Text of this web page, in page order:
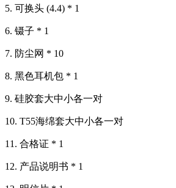
5. 可换头 (4.4) * 1
6. 镊子 * 1
7. 防尘网 * 10
8. 黑色耳机包 * 1
9. 硅胶套大中小各一对
10. T55海绵套大中小各一对
11. 合格证 * 1
12. 产品说明书 * 1